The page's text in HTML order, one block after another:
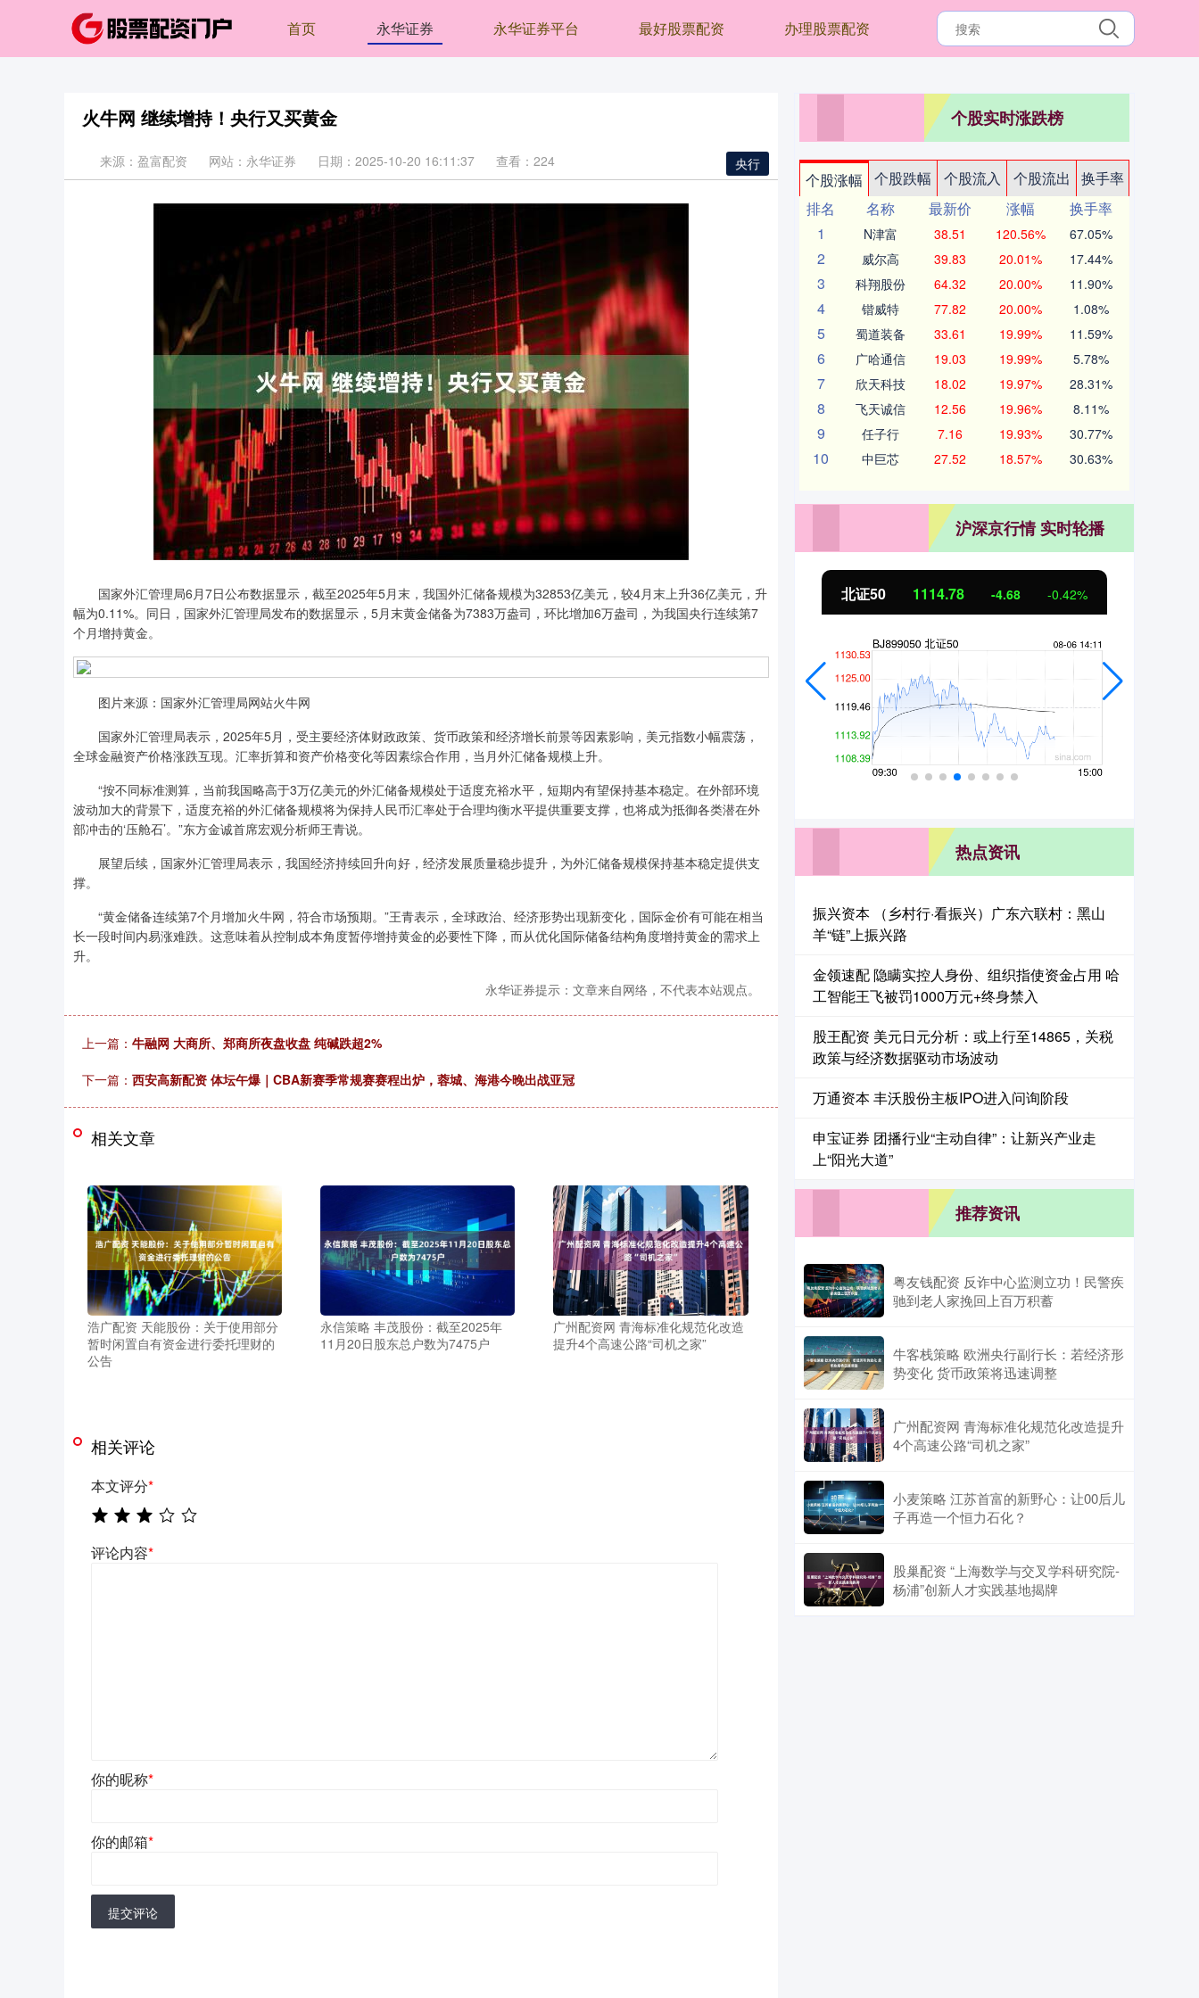
首页 永华证券 永华证券平台 最好股票配资 办理股票配资
火牛网 继续增持！央行又买黄金
央行
来源：盈富配资 网站：永华证券 日期：2025-10-20 16:11:37 查看：224
国家外汇管理局6月7日公布数据显示，截至2025年5月末，我国外汇储备规模为32853亿美元，较4月末上升36亿美元，升
幅为0.11%。同日，国家外汇管理局发布的数据显示，5月末黄金储备为7383万盎司，环比增加6万盎司，为我国央行连续第7
个月增持黄金。
图片来源：国家外汇管理局网站火牛网
国家外汇管理局表示，2025年5月，受主要经济体财政政策、货币政策和经济增长前景等因素影响，美元指数小幅震荡，
全球金融资产价格涨跌互现。汇率折算和资产价格变化等因素综合作用，当月外汇储备规模上升。
“按不同标准测算，当前我国略高于3万亿美元的外汇储备规模处于适度充裕水平，短期内有望保持基本稳定。在外部环境
波动加大的背景下，适度充裕的外汇储备规模将为保持人民币汇率处于合理均衡水平提供重要支撑，也将成为抵御各类潜在外
部冲击的‘压舱石’。”东方金诚首席宏观分析师王青说。
展望后续，国家外汇管理局表示，我国经济持续回升向好，经济发展质量稳步提升，为外汇储备规模保持基本稳定提供支
撑。
“黄金储备连续第7个月增加火牛网，符合市场预期。”王青表示，全球政治、经济形势出现新变化，国际金价有可能在相当
长一段时间内易涨难跌。这意味着从控制成本角度暂停增持黄金的必要性下降，而从优化国际储备结构角度增持黄金的需求上
升。
永华证券提示：文章来自网络，不代表本站观点。
上一篇： 牛融网 大商所、郑商所夜盘收盘 纯碱跌超2%
下一篇： 西安高新配资 体坛午爆｜CBA新赛季常规赛赛程出炉，蓉城、海港今晚出战亚冠
相关文章
浩广配资 天能股份：关于使用部分
暂时闲置自有资金进行委托理财的
公告
永信策略 丰茂股份：截至2025年
11月20日股东总户数为7475户
广州配资网 青海标准化规范化改造
提升4个高速公路“司机之家”
相关评论
本文评分*
评论内容*
你的昵称*
你的邮箱*
提交评论
个股实时涨跌榜
个股涨幅 个股跌幅 个股流入 个股流出
换手率
排名
名称 最新价 涨幅
换手率
1
N津富 38.51 120.56% 67.05%
2 威尔高 39.83 20.01% 17.44%
3 科翔股份 64.32 20.00% 11.90%
4 锴威特 77.82 20.00% 1.08%
5 蜀道装备 33.61 19.99% 11.59%
6 广哈通信 19.03 19.99% 5.78%
7 欣天科技 18.02 19.97% 28.31%
8 飞天诚信 12.56 19.96% 8.11%
9 任子行 7.16 19.93% 30.77%
10 中巨芯 27.52 18.57% 30.63%
沪深京行情 实时轮播
深证成指 14014.95 -129.25 -0.91% 沪深300 4632.64 -25.52 -0.55% 北证50 1114.77 -4.69 -0.42%
热点资讯
振兴资本 （乡村行·看振兴）广东六联村：黑山
羊“链”上振兴路
金领速配 隐瞒实控人身份、组织指使资金占用 哈
工智能王飞被罚1000万元+终身禁入
股王配资 美元日元分析：或上行至14865，关税
政策与经济数据驱动市场波动
万通资本 丰沃股份主板IPO进入问询阶段
申宝证券 团播行业“主动自律”：让新兴产业走
上“阳光大道”
推荐资讯
粤友钱配资 反诈中心监测立功！民警疾
驰到老人家挽回上百万积蓄
牛客栈策略 欧洲央行副行长：若经济形
势变化 货币政策将迅速调整
广州配资网 青海标准化规范化改造提升
4个高速公路“司机之家”
小麦策略 江苏首富的新野心：让00后儿
子再造一个恒力石化？
股巢配资 “上海数学与交叉学科研究院-
杨浦”创新人才实践基地揭牌